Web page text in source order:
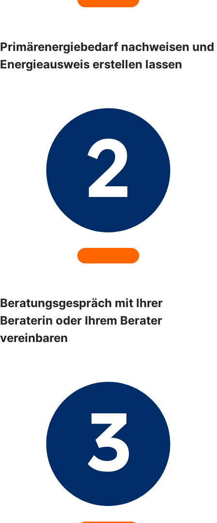
Primärenergiebedarf nachweisen und
Energieausweis erstellen lassen
Beratungsgespräch mit Ihrer
Beraterin oder Ihrem Berater
vereinbaren